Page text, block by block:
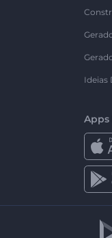
Ideias
Apps